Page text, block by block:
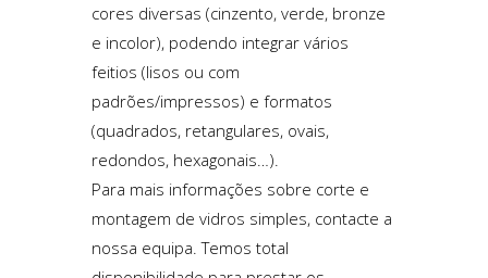
cores diversas (cinzento, verde, bronze
e incolor), podendo integrar vários
feitios (lisos ou com
padrões/impressos) e formatos
(quadrados, retangulares, ovais,
redondos, hexagonais…).
Para mais informações sobre corte e
montagem de vidros simples, contacte a
nossa equipa. Temos total